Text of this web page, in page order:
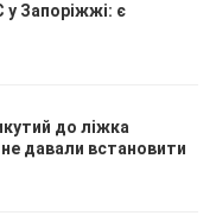
у Запоріжжі: є
до ліжка
давали встановити